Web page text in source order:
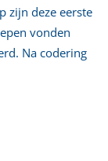
zijn deze eerste
vonden
Na codering